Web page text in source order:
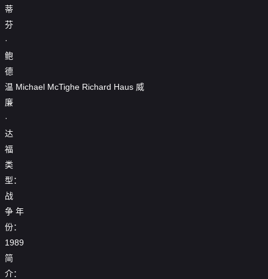
蒂
芬
·
鲍
德
温 Michael McTighe Richard Haus 威
廉
·
达
福
类
型：
战
争 年
份：
1989
简
介：